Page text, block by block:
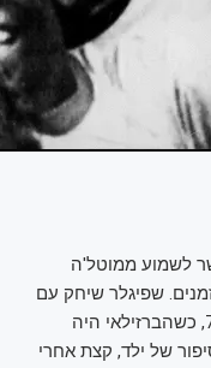
לשמוע ממוטל'ה
שפיגלר שיחק עם
פלה בניו יורק קוסמוס, באמצע שנות ה־70, כשהברזילאי היה
של ילד, קצת אחרי